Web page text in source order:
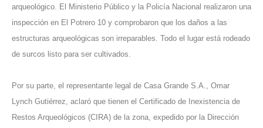
arqueológico. El Ministerio Público y la Policía Nacional realizaron una
inspección en El Potrero 10 y comprobaron que los daños a las
estructuras arqueológicas son irreparables. Todo el lugar está rodeado
de surcos listo para ser cultivados.
Por su parte, el representante legal de Casa Grande S.A., Omar
Lynch Gutiérrez, aclaró que tienen el Certificado de Inexistencia de
Restos Arqueológicos (CIRA) de la zona, expedido por la Dirección